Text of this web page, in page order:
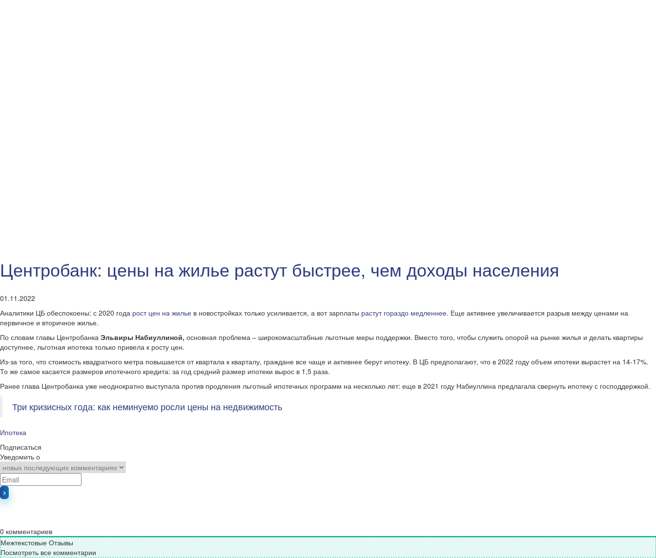
Центробанк: цены на жилье растут быстрее, чем доходы населения
01.11.2022
Аналитики ЦБ обеспокоены: с 2020 года рост цен на жилье в новостройках только усиливается, а вот зарплаты растут гораздо медленнее. Еще активнее увеличивается разрыв между ценами на
первичное и вторичное жилье.
По словам главы Центробанка Эльвиры Набиуллиной, основная проблема – широкомасштабные льготные меры поддержки. Вместо того, чтобы служить опорой на рынке жилья и делать квартиры
доступнее, льготная ипотека только привела к росту цен.
Из-за того, что стоимость квадратного метра повышается от квартала к кварталу, граждане все чаще и активнее берут ипотеку. В ЦБ предполагают, что в 2022 году объем ипотеки вырастет на 14-17%.
То же самое касается размеров ипотечного кредита: за год средний размер ипотеки вырос в 1,5 раза.
Ранее глава Центробанка уже неоднократно выступала против продления льготный ипотечных программ на несколько лет: еще в 2021 году Набиуллина предлагала свернуть ипотеку с господдержкой.
Три кризисных года: как неминуемо росли цены на недвижимость
Ипотека
Подписаться
Уведомить о
0 комментариев
Межтекстовые Отзывы
Посмотреть все комментарии